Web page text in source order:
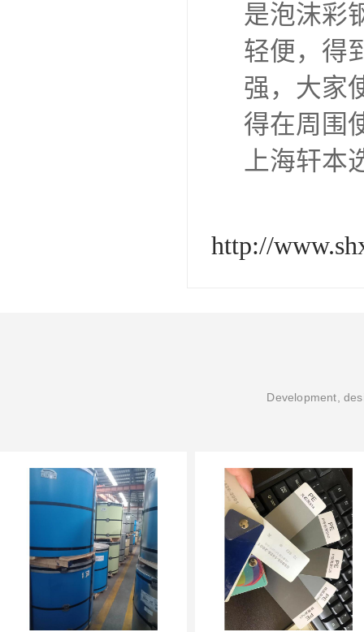
是泡沫彩
轻便，得
强，大家
得在周围
上海轩本
http://
Development,